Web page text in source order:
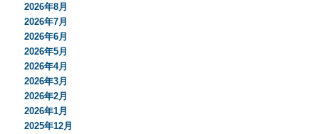
2026年8月
2026年7月
2026年6月
2026年5月
2026年4月
2026年3月
2026年2月
2026年1月
2025年12月